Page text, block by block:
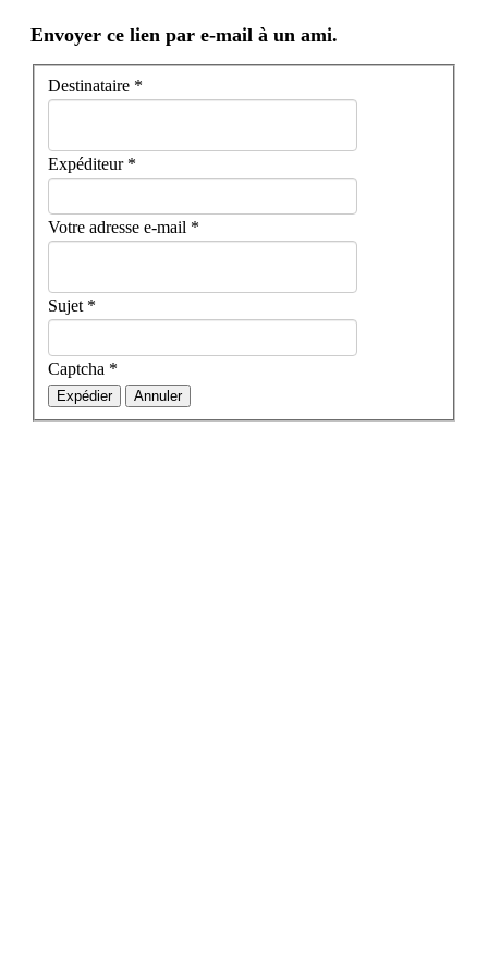
Envoyer ce lien par e-mail à un ami.
Destinataire *
Expéditeur*
Votre adresse e-mail *
Sujet *
Captcha *
Expédier Annuler